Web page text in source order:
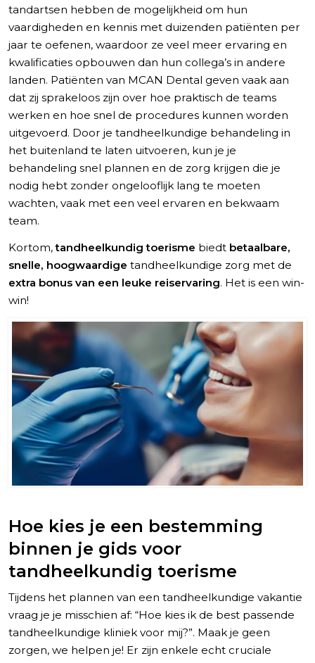
tandartsen hebben de mogelijkheid om hun
vaardigheden en kennis met duizenden patiënten per
jaar te oefenen, waardoor ze veel meer ervaring en
kwalificaties opbouwen dan hun collega’s in andere
landen. Patiënten van MCAN Dental geven vaak aan
dat zij sprakeloos zijn over hoe praktisch de teams
werken en hoe snel de procedures kunnen worden
uitgevoerd. Door je tandheelkundige behandeling in
het buitenland te laten uitvoeren, kun je je
behandeling snel plannen en de zorg krijgen die je
nodig hebt zonder ongelooflijk lang te moeten
wachten, vaak met een veel ervaren en bekwaam
team.
Kortom,tandheelkundig toerisme biedt betaalbare,
snelle, hoogwaardige tandheelkundige zorg met de
extra bonus van een leuke reiservaring. Het is een win-
win!
Hoe kies je een bestemming
binnen je gids voor
tandheelkundig toerisme
Tijdens het plannen van een tandheelkundige vakantie
vraag je je misschien af: “Hoe kies ik de best passende
tandheelkundige kliniek voor mij?”. Maak je geen
zorgen, we helpen je! Er zijn enkele echt cruciale